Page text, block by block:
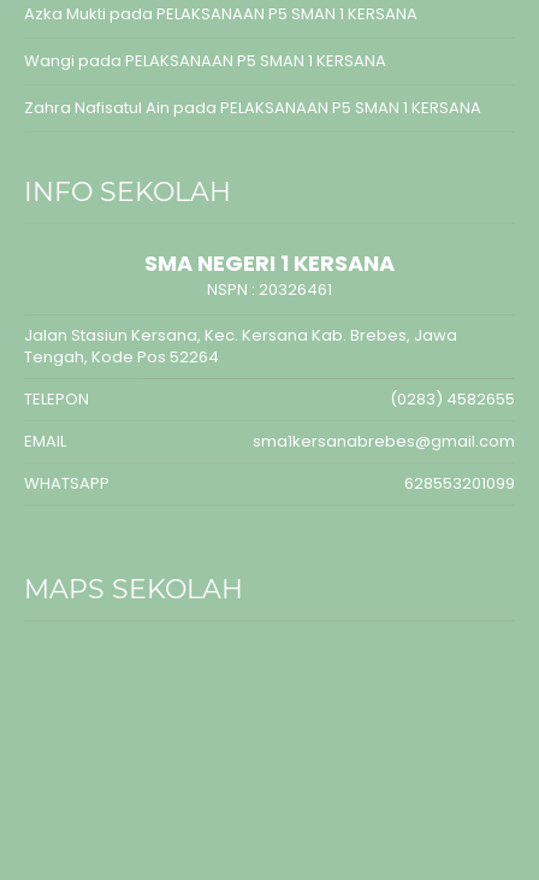
Azka Mukti pada PELAKSANAAN P5 SMAN 1 KERSANA
Wangi pada PELAKSANAAN P5 SMAN 1 KERSANA
Zahra Nafisatul Ain pada PELAKSANAAN P5 SMAN 1 KERSANA
INFO SEKOLAH
SMA NEGERI 1 KERSANA
NSPN : 20326461
Jalan Stasiun Kersana, Kec. Kersana Kab. Brebes, Jawa
Tengah, Kode Pos 52264
TELEPON
(0283) 4582655
EMAIL
sma1kersanabrebes@gmail.com
WHATSAPP
628553201099
MAPS SEKOLAH